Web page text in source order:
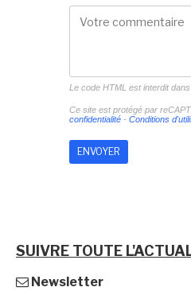
Le code HTML est interdit
Ce site est protégé par
confidentialité- Conditions
SUIVRE TOUTE
Newsletter